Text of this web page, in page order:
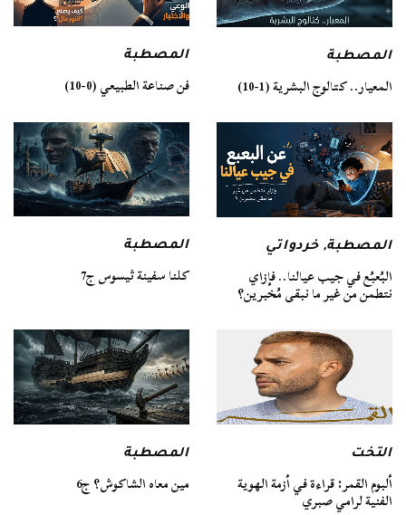
المصطبة
المعيار.. كتالوج البشرية (1-10)
المصطبة
فن صناعة الطبيعي (0-10)
المصطبة,خردواتي
البُعبُع في جيب عيالنا.. فإزاي
نتطمن من غير ما نبقى مُخبرين؟
المصطبة
كلنا سفينة ثيسوس ج7
التخت
ألبوم القمر: قراءة في أزمة الهوية
الفنية لرامي صبري
المصطبة
مين معاه الشاكوش؟ ج6